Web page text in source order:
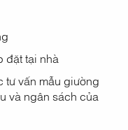
đặt tại nhà
tư vấn mẫu giường
và ngân sách của